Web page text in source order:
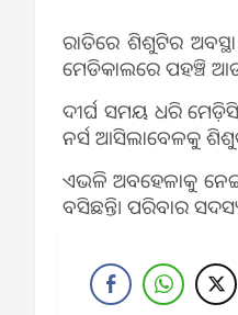
ରାତିରେ ଶିଶୁଟିର
ମେଡିକାଲରେ ପହଞ୍ଚି
ଦୀର୍ଘ ସମୟ ଧରି
ନର୍ସ ଆସିଲାବେଳକୁ
ଏଭଳି ଅବହେଳାକୁ
ବସିଛନ୍ତି। ପରିବାର